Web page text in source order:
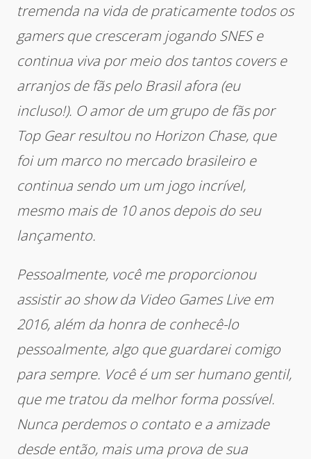
tremenda na vida de praticamente todos os
gamers que cresceram jogando SNES e
continua viva por meio dos tantos covers e
arranjos de fãs pelo Brasil afora (eu
incluso!). O amor de um grupo de fãs por
Top Gear resultou no Horizon Chase, que
foi um marco no mercado brasileiro e
continua sendo um um jogo incrível,
mesmo mais de 10 anos depois do seu
lançamento.
Pessoalmente, você me proporcionou
assistir ao show da Video Games Live em
2016, além da honra de conhecê-lo
pessoalmente, algo que guardarei comigo
para sempre. Você é um ser humano gentil,
que me tratou da melhor forma possível.
Nunca perdemos o contato e a amizade
desde então, mais uma prova de sua